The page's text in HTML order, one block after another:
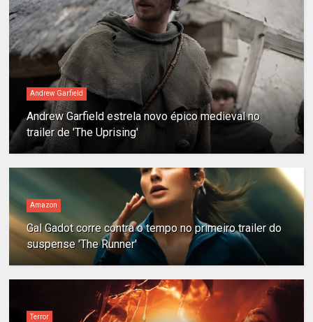
Andrew Garfield
Andrew Garfield estrela novo épico medieval no
trailer de 'The Uprising'
Amazon
Gal Gadot corre contra o tempo no primeiro trailer do
suspense 'The Runner'
Terror